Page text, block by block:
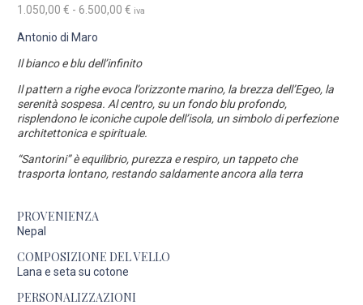
1.050,00 € - 6.500,00 € Fascia
1.050,00 €
a
6.500,00 €
iva
Antonio di Maro
Il bianco e blu dell’infinito
Il pattern a righe evoca l’orizzonte marino, la brezza dell’Egeo, la
serenità sospesa. Al centro, su un fondo blu profondo,
risplendono le iconiche cupole dell’isola, un simbolo di perfezione
architettonica e spirituale.
“Santorini” è equilibrio, purezza e respiro, un tappeto che
trasporta lontano, restando saldamente ancora alla terra
PROVENIENZA
Nepal
COMPOSIZIONE DEL VELLO
Lana e seta su cotone
PERSONALIZZAZIONI